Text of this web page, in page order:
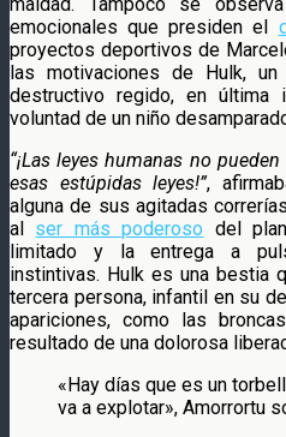
maldad. Tampoco se
emocionales que presiden el
proyectos deportivos de
las motivaciones de Hulk,
destructivo regido, en última
voluntad de un niño
“¡Las leyes humanas no
esas estúpidas leyes!”,
alguna de sus agitadas
al ser más poderoso del
limitado y la entrega a
instintivas. Hulk es una bestia
tercera persona, infantil en su
apariciones, como las
resultado de una dolorosa
«Hay días que es un
va a explotar», Amorrortu